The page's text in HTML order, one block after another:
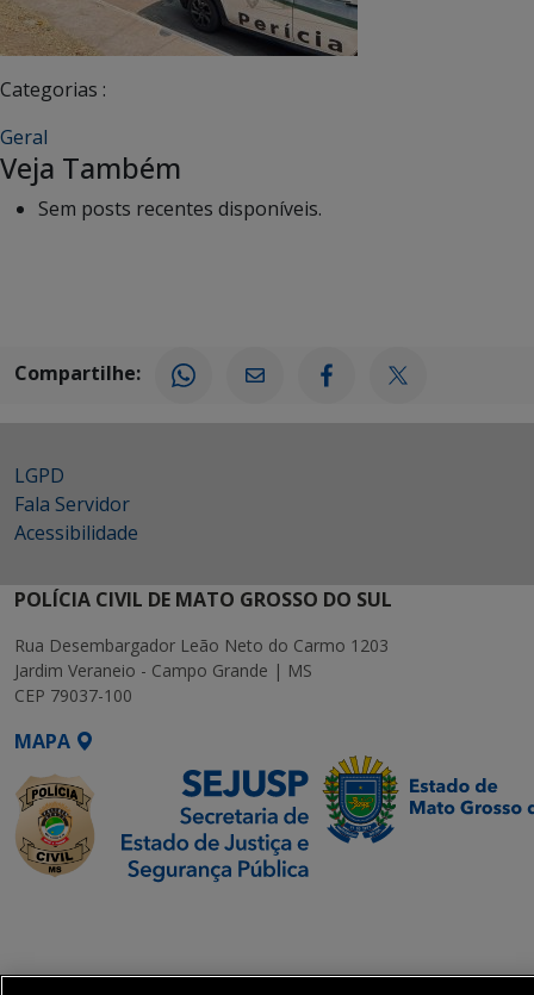
Categorias :
Geral
Veja Também
Sem posts recentes disponíveis.
Compartilhe:
LGPD
Fala Servidor
Acessibilidade
POLÍCIA CIVIL DE MATO GROSSO DO SUL
Rua Desembargador Leão Neto do Carmo 1203
Jardim Veraneio - Campo Grande | MS
CEP 79037-100
MAPA
Transformação Digital